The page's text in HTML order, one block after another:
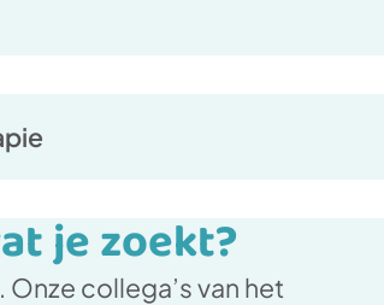
je zoekt?
collega’s van het